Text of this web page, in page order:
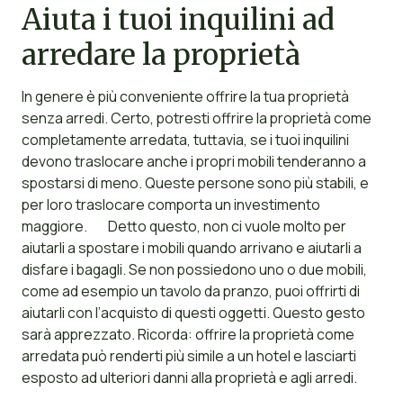
Aiuta i tuoi inquilini ad
arredare la proprietà
In genere è più conveniente offrire la tua proprietà
senza arredi. Certo, potresti offrire la proprietà come
completamente arredata, tuttavia, se i tuoi inquilini
devono traslocare anche i propri mobili tenderanno a
spostarsi di meno. Queste persone sono più stabili, e
per loro traslocare comporta un investimento
maggiore. Detto questo, non ci vuole molto per
aiutarli a spostare i mobili quando arrivano e aiutarli a
disfare i bagagli. Se non possiedono uno o due mobili,
come ad esempio un tavolo da pranzo, puoi offrirti di
aiutarli con l’acquisto di questi oggetti. Questo gesto
sarà apprezzato. Ricorda: offrire la proprietà come
arredata può renderti più simile a un hotel e lasciarti
esposto ad ulteriori danni alla proprietà e agli arredi.